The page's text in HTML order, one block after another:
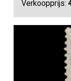
Verkoopprijs: